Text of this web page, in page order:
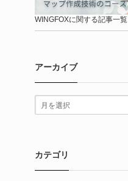
WINGFOXに関する記事一覧
アーカイブ
カテゴリ